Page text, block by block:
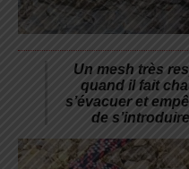
Un mesh très
quand il fait
s’évacuer et
de